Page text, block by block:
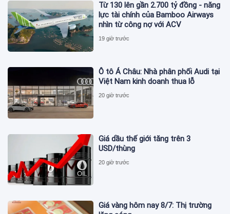
Từ 130 lên gần 2.700 tỷ đồng - năng
lực tài chính của Bamboo Airways
nhìn từ công nợ với ACV
19 giờ trước
Ô tô Á Châu: Nhà phân phối Audi tại
Việt Nam kinh doanh thua lỗ
20 giờ trước
Giá dầu thế giới tăng trên 3
USD/thùng
20 giờ trước
Giá vàng hôm nay 8/7: Thị trường